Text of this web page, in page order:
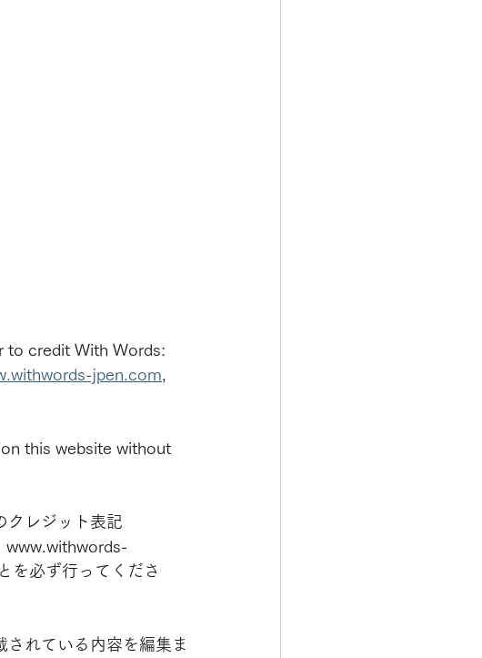
to credit With Words:
jpen.com
this website without
クレジット表記
www.withwords-
を必ず行ってくださ
れている内容を編集ま